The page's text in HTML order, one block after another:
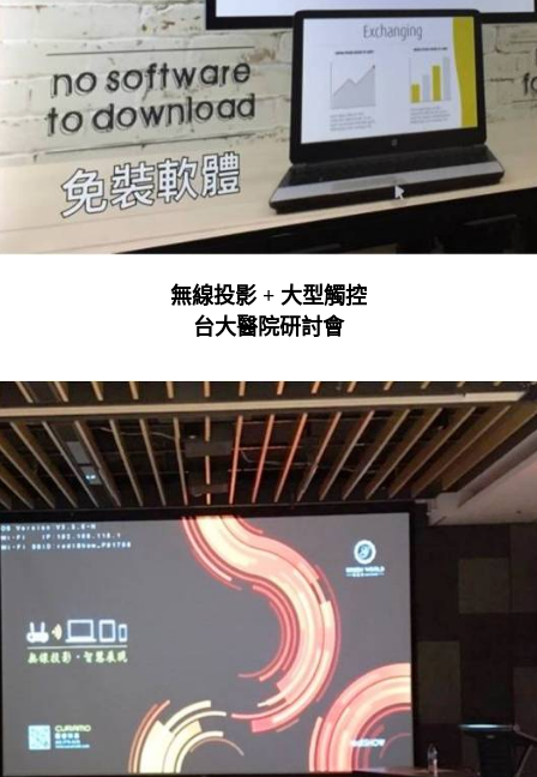
無線投影 + 大型觸控
台大醫院研討會